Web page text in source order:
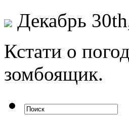
Декабрь
Кстaти о
зомбоящик.